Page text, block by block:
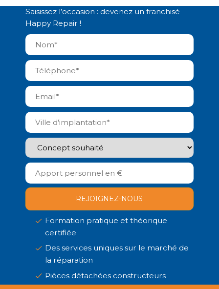
Saisissez l’occasion : devenez un franchisé
Happy Repair !
Formation pratique et théorique
certifiée
Des services uniques sur le marché de
la réparation
Pièces détachées constructeurs